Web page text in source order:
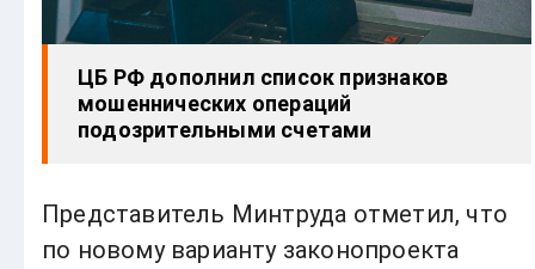
ЦБ РФ дополнил список признаков
мошеннических операций
подозрительными счетами
Представитель Минтруда отметил, что
по новому варианту законопроекта